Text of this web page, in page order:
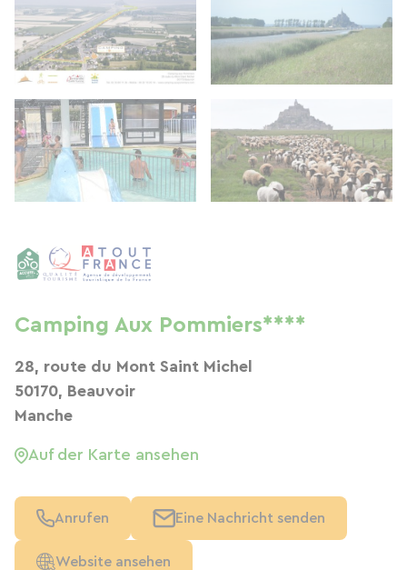
Camping Aux Pommiers****
28, route du Mont Saint Michel
50170, Beauvoir
Manche
Auf der Karte ansehen
Anrufen Eine Nachricht senden
Website ansehen